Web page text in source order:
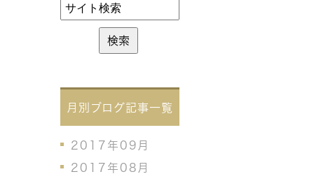
月別ブログ記事一覧
2017年09月
2017年08月